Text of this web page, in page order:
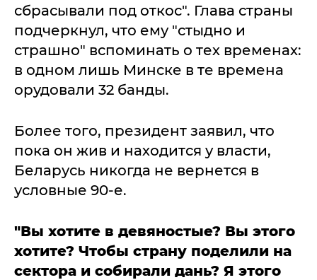
сбрасывали под откос". Глава страны
подчеркнул, что ему "стыдно и
страшно" вспоминать о тех временах:
в одном лишь Минске в те времена
орудовали 32 банды.
Более того, президент заявил, что
пока он жив и находится у власти,
Беларусь никогда не вернется в
условные 90-е.
"Вы хотите в девяностые? Вы этого
хотите? Чтобы страну поделили на
сектора и собирали дань? Я этого